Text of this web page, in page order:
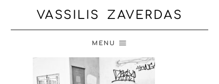
VASSILIS ZAVERDAS
MENU